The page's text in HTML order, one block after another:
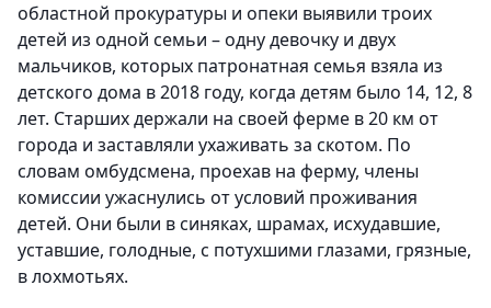
областной прокуратуры и опеки выявили троих
детей из одной семьи – одну девочку и двух
мальчиков, которых патронатная семья взяла из
детского дома в 2018 году, когда детям было 14, 12, 8
лет. Старших держали на своей ферме в 20 км от
города и заставляли ухаживать за скотом. По
словам омбудсмена, проехав на ферму, члены
комиссии ужаснулись от условий проживания
детей. Они были в синяках, шрамах, исхудавшие,
уставшие, голодные, с потухшими глазами, грязные,
в лохмотьях.